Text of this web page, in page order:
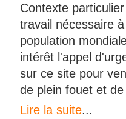
Contexte
travail nécessaire
population
intérêt l'appel
sur ce site pour
de plein fouet et
Lire la suite...